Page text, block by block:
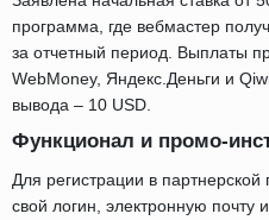
программа, где вебмастер
за отчетный период. Выплаты
WebMoney, Яндекс.Деньги и
вывода – 10 USD.
Функционал и промо-
Для регистрации в
свой логин, электронную почту